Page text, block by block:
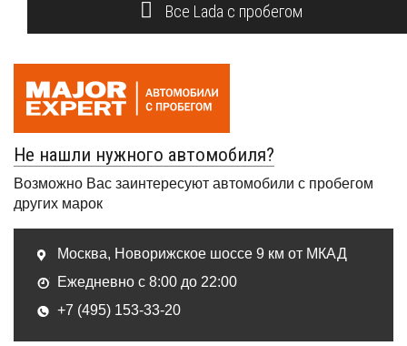
Все Lada с пробегом
Не нашли нужного автомобиля?
Возможно Вас заинтересуют автомобили с пробегом
других марок
Москва, Новорижское шоссе 9 км от МКАД
Ежедневно с 8:00 до 22:00
+7 (495) 153-33-20